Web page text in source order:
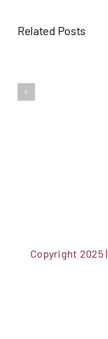
Related Posts
Copyright 2025 |